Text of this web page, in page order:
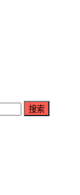
搜索